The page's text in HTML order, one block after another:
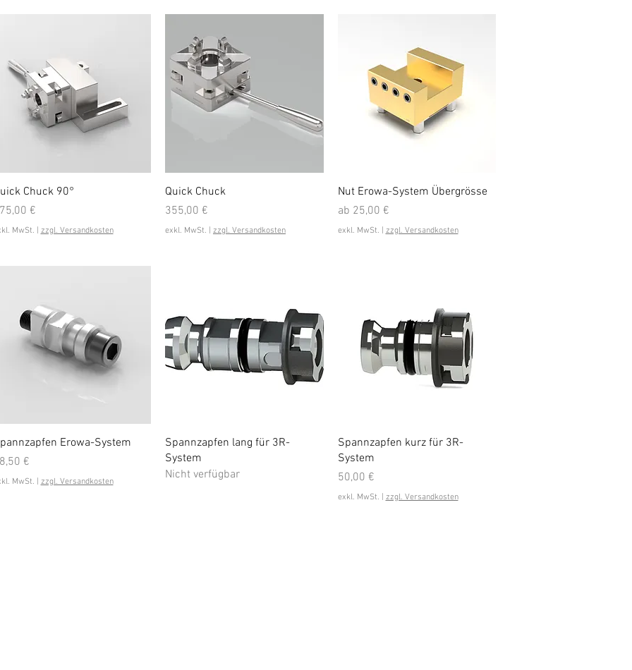
Schnellansicht
Chuck 90°
€
MwSt. zzgl. Versandkosten
Schnellansicht
Quick Chuck
Preis
355,00 €
exkl. MwSt. zzgl. Versandkosten
Schnellansicht
Nut Erowa-System Übergrösse
ab 25,00 €
Sale-Preis
exkl. MwSt. zzgl. Versandkosten
Schnellansicht
Erowa-System
€
MwSt. zzgl. Versandkosten
Schnellansicht
Spannzapfen lang für 3R-
System
Nicht verfügbar
Schnellansicht
Spannzapfen kurz für 3R-
System
Preis
50,00 €
exkl. MwSt. zzgl. Versandkosten